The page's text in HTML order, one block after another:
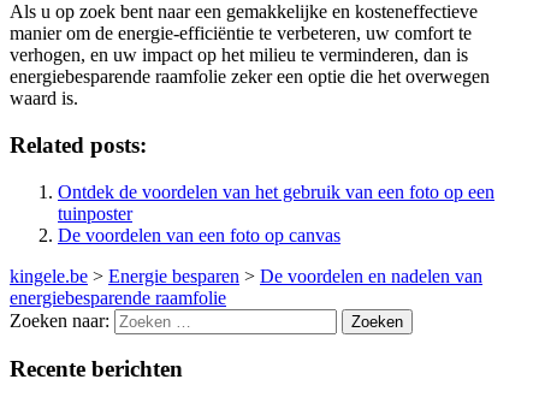
Als u op zoek bent naar een gemakkelijke en kosteneffectieve
manier om de energie-efficiëntie te verbeteren, uw comfort te
verhogen, en uw impact op het milieu te verminderen, dan is
energiebesparende raamfolie zeker een optie die het overwegen
waard is.
Related posts:
Ontdek de voordelen van het gebruik van een foto op een
tuinposter
De voordelen van een foto op canvas
kingele.be > Energie besparen > De voordelen en nadelen van
energiebesparende raamfolie
Zoeken naar:
Recente berichten